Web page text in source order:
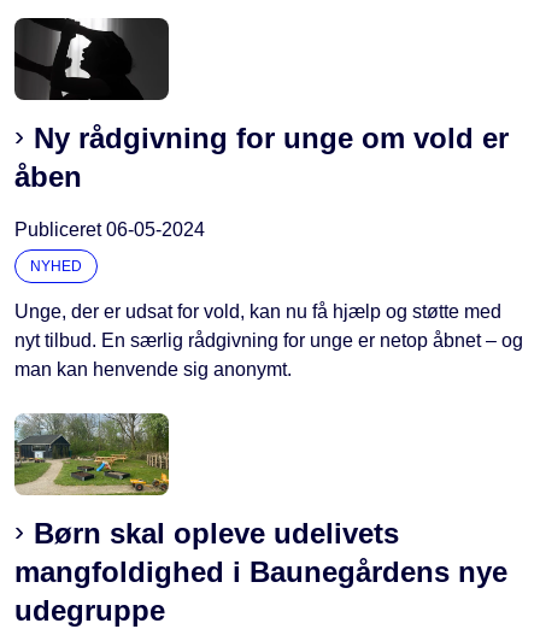
Ny rådgivning for unge om vold er
åben
Publiceret06-05-2024
NYHED
Unge, der er udsat for vold, kan nu få hjælp og støtte med
nyt tilbud. En særlig rådgivning for unge er netop åbnet – og
man kan henvende sig anonymt.
Børn skal opleve udelivets
mangfoldighed i Baunegårdens nye
udegruppe